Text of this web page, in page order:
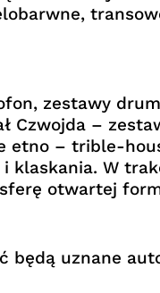
zestawy
Czwojda –
etno – trible-
klaskania. W
otwartej
będą uznane